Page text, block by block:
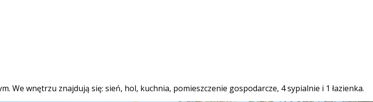
We wnętrzu znajdują się: sień, hol, kuchnia, pomieszczenie gospodarcze, 4 sypialnie i 1 łazienka.